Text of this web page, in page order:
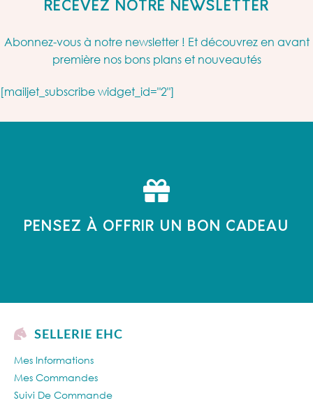
RECEVEZ NOTRE NEWSLETTER
Abonnez-vous à notre newsletter ! Et découvrez en avant
première nos bons plans et nouveautés
[mailjet_subscribe widget_id="2"]
PENSEZ À OFFRIR UN BON CADEAU
SELLERIE EHC
Mes Informations
Mes Commandes
Suivi De Commande